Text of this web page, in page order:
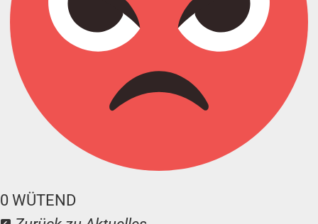
0 WÜTEND